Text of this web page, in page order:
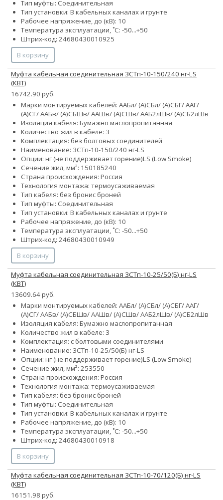
Тип муфты: Соединительная
Тип установки: В кабельных каналах и грунте
Рабочее напряжение, до (кВ): 10
Температура эксплуатации, ˚С: -50...+50
Штрих-код: 24680430010925
В корзину
Муфта кабельная соединительная 3СТп-10-150/240 нг-LS
(КВТ)
16742.90 руб.
Марки монтируемых кабелей: ААБл/ (А)СБл/ (А)СБГ/ ААГ/
(А)СГ/ ААБв/ (А)СБШв/ ААШв/ (А)СШв/ ААБ2лШв/ (А)СБ2лШв
Изоляция кабеля: Бумажно маслопропитанная
Количество жил в кабеле: 3
Комплектация: без болтовых соединителей
Наименование: 3СТп-10-150/240 нг-LS
Опции: нг (не поддерживает горение)LS (Low Smoke)
Сечение жил, мм²: 150185240
Страна происхождения: Россия
Технология монтажа: термоусаживаемая
Тип кабеля: без бронис броней
Тип муфты: Соединительная
Тип установки: В кабельных каналах и грунте
Рабочее напряжение, до (кВ): 10
Температура эксплуатации, ˚С: -50...+50
Штрих-код: 24680430010949
В корзину
Муфта кабельная соединительная 3СТп-10-25/50(Б) нг-LS
(КВТ)
13609.64 руб.
Марки монтируемых кабелей: ААБл/ (А)СБл/ (А)СБГ/ ААГ/
(А)СГ/ ААБв/ (А)СБШв/ ААШв/ (А)СШв/ ААБ2лШв/ (А)СБ2лШв
Изоляция кабеля: Бумажно маслопропитанная
Количество жил в кабеле: 3
Комплектация: с болтовыми соединителями
Наименование: 3СТп-10-25/50(Б) нг-LS
Опции: нг (не поддерживает горение)LS (Low Smoke)
Сечение жил, мм²: 253550
Страна происхождения: Россия
Технология монтажа: термоусаживаемая
Тип кабеля: без бронис броней
Тип муфты: Соединительная
Тип установки: В кабельных каналах и грунте
Рабочее напряжение, до (кВ): 10
Температура эксплуатации, ˚С: -50...+50
Штрих-код: 24680430010918
В корзину
Муфта кабельная соединительная 3СТп-10-70/120(Б) нг-LS
(КВТ)
16151.98 руб.